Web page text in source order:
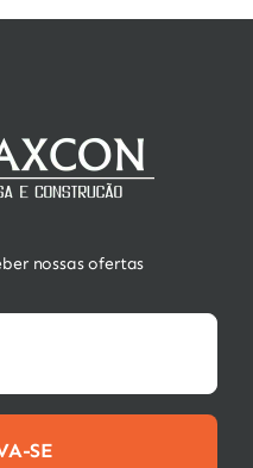
nossas ofertas
SE